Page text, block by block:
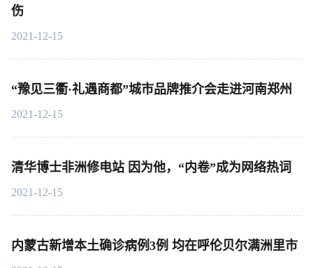
伤
2021-12-15
“豫见三衢·礼遇商都”城市品牌推介会走进河南郑州
2021-12-15
清华博士非洲修电站 因为他，“内卷”成为网络热词
2021-12-15
内蒙古新增本土确诊病例3例 均在呼伦贝尔满洲里市